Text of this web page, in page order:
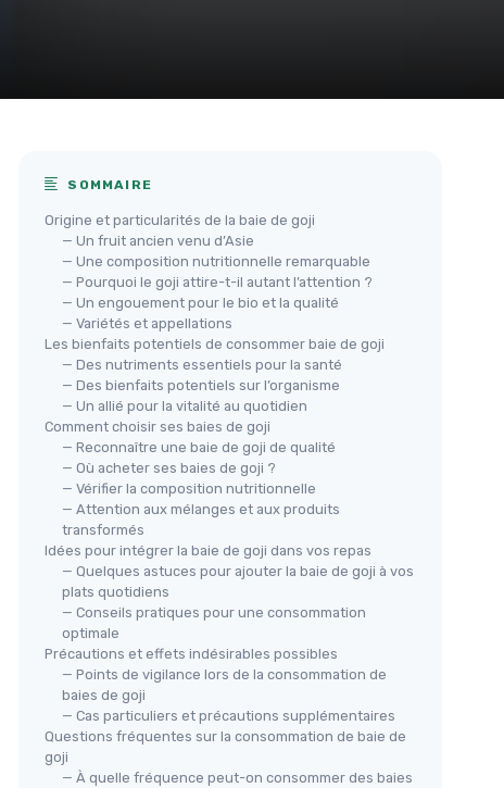
SOMMAIRE
Origine et particularités de la baie de goji
— Un fruit ancien venu d’Asie
— Une composition nutritionnelle remarquable
— Pourquoi le goji attire-t-il autant l’attention ?
— Un engouement pour le bio et la qualité
— Variétés et appellations
Les bienfaits potentiels de consommer baie de goji
— Des nutriments essentiels pour la santé
— Des bienfaits potentiels sur l’organisme
— Un allié pour la vitalité au quotidien
Comment choisir ses baies de goji
— Reconnaître une baie de goji de qualité
— Où acheter ses baies de goji ?
— Vérifier la composition nutritionnelle
— Attention aux mélanges et aux produits
transformés
Idées pour intégrer la baie de goji dans vos repas
— Quelques astuces pour ajouter la baie de goji à vos
plats quotidiens
— Conseils pratiques pour une consommation
optimale
Précautions et effets indésirables possibles
— Points de vigilance lors de la consommation de
baies de goji
— Cas particuliers et précautions supplémentaires
Questions fréquentes sur la consommation de baie de
goji
— À quelle fréquence peut-on consommer des baies